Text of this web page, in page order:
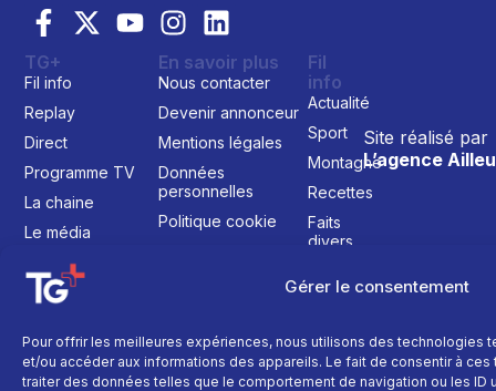
Gérer le consentement
Pour offrir les meilleures expériences, nous utilisons des technologies
et/ou accéder aux informations des appareils. Le fait de consentir à
traiter des données telles que le comportement de navigation ou les ID
Site réalisé par
L’agence
TG+
Fil info
Replay
Direct
Programme TV
La chaine
Le média
En savoir plus
Nous contacter
Devenir annonceur
Mentions légales
Données
personnelles
Politique cookie
Fil
info
Actualité
Sport
Montagne
Recettes
Faits
divers
Culture